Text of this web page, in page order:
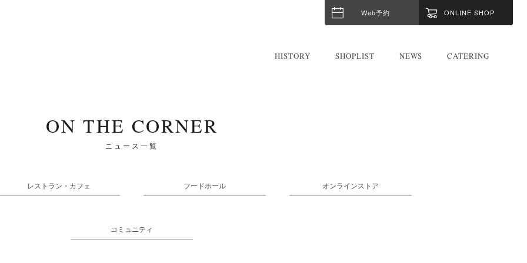
ONLINE SHOP
Web予約
HISTORY SHOPLIST NEWS CATERING
ON THE CORNER
ニュース一覧
レストラン・カフェ フードホール オンラインストア
コミュニティ